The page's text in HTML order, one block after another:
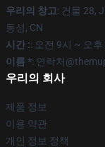
우리의 창고: 건물 28,
동성, CN
시간 :: 오전 9시 ~ 오
이름 *: 연락처
우리의 회사
제품 정보
이용 약관
개인 정보 정책